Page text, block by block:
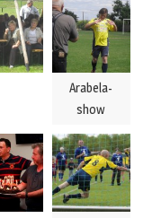
Arabela-
show